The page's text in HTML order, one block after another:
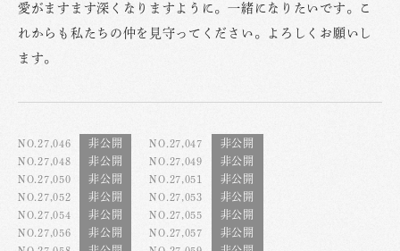
愛がますます深くなりますように。一緒になりたいです。こ
れからも私たちの仲を見守ってください。よろしくお願いし
ます。
NO.27,046
NO.27,047
NO.27,048
NO.27,049
NO.27,050
NO.27,051
NO.27,052
NO.27,053
NO.27,054
NO.27,055
NO.27,056
NO.27,057